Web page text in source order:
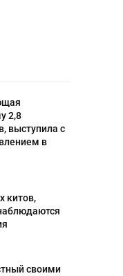
2,8
выступила с
в
китов,
своими